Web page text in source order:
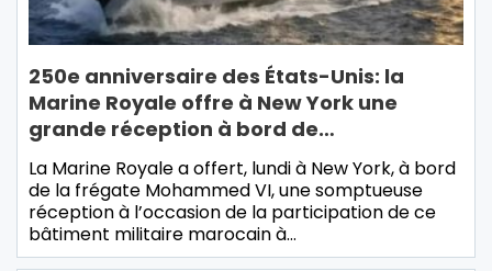
250e anniversaire des États-Unis: la
Marine Royale offre à New York une
grande réception à bord de…
La Marine Royale a offert, lundi à New York, à bord
de la frégate Mohammed VI, une somptueuse
réception à l’occasion de la participation de ce
bâtiment militaire marocain à…